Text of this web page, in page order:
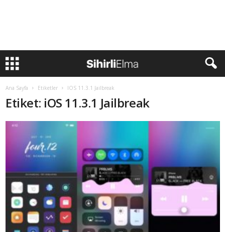
Ana Sayfa Etiketler IOS 11.3.1 Jailbreak
Etiket: iOS 11.3.1 Jailbreak